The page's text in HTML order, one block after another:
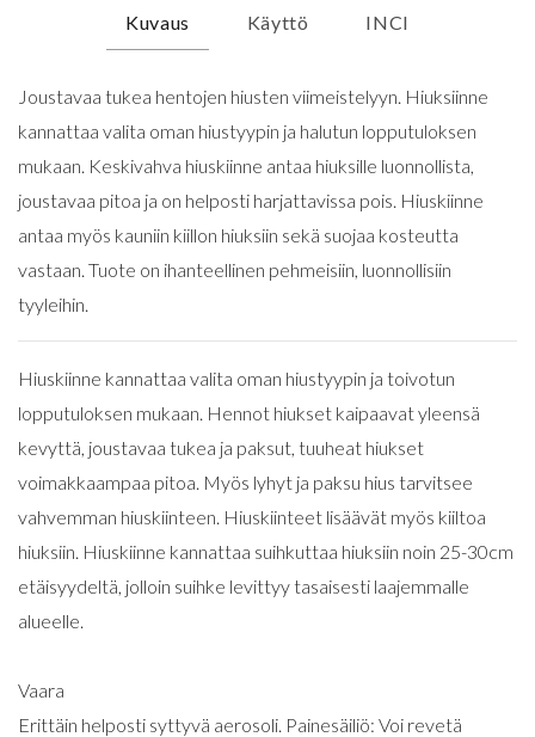
Kuvaus Käyttö INCI
Joustavaa tukea hentojen hiusten viimeistelyyn. Hiuksiinne
kannattaa valita oman hiustyypin ja halutun lopputuloksen
mukaan. Keskivahva hiuskiinne antaa hiuksille luonnollista,
joustavaa pitoa ja on helposti harjattavissa pois. Hiuskiinne
antaa myös kauniin kiillon hiuksiin sekä suojaa kosteutta
vastaan. Tuote on ihanteellinen pehmeisiin, luonnollisiin
tyyleihin.
Hiuskiinne kannattaa valita oman hiustyypin ja toivotun
lopputuloksen mukaan. Hennot hiukset kaipaavat yleensä
kevyttä, joustavaa tukea ja paksut, tuuheat hiukset
voimakkaampaa pitoa. Myös lyhyt ja paksu hius tarvitsee
vahvemman hiuskiinteen. Hiuskiinteet lisäävät myös kiiltoa
hiuksiin. Hiuskiinne kannattaa suihkuttaa hiuksiin noin 25-30cm
etäisyydeltä, jolloin suihke levittyy tasaisesti laajemmalle
alueelle.
Vaara
Erittäin helposti syttyvä aerosoli. Painesäiliö: Voi revetä